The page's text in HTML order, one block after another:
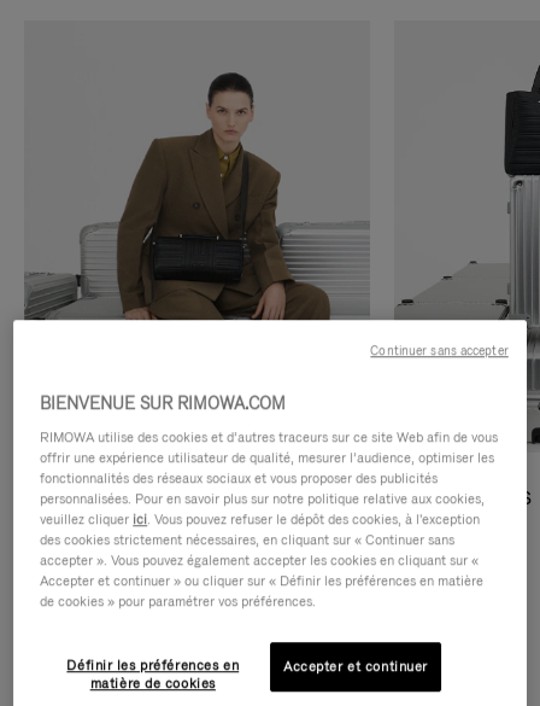
Sacs Bandoulière
DÉCOUVRIR
Sacs Cabas
DÉCOUVRIR
Sacs Bandoulière Groove
BIENVENUE SUR RIMOWA.COM
RIMOWA utilise des cookies et d’autres traceurs sur ce site Web afin de vous
offrir une expérience utilisateur de qualité, mesurer l’audience, optimiser les
fonctionnalités des réseaux sociaux et vous proposer des publicités
personnalisées. Pour en savoir plus sur notre politique relative aux cookies,
veuillez cliquer ici. Vous pouvez refuser le dépôt des cookies, à l'exception
des cookies strictement nécessaires, en cliquant sur « Continuer sans
accepter ». Vous pouvez également accepter les cookies en cliquant sur «
Accepter et continuer » ou cliquer sur « Définir les préférences en matière
de cookies » pour paramétrer vos préférences.
Définir les préférences en
matière de cookies
Accepter et continuer
Continuer sans accepter